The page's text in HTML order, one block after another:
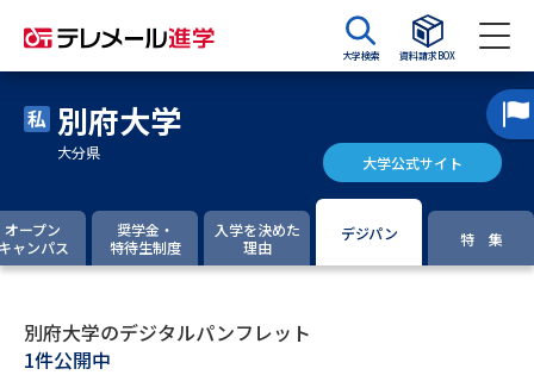
大学検索 資料請求BOX
資料請求
大学・短大の資料種類から請求
大学パンフ 学部・学科パンフ
総合型選抜・学校推薦型選抜 募
集要項＆願書
大学入学共通テスト利用選抜の
別府大学
大分県 大学公式サイト
オープン
ャンパス
奨学金・
特待生制度
入学を決めた
理由
デジパン 特 集
別府大学のデジタルパンフレット
1件公開中